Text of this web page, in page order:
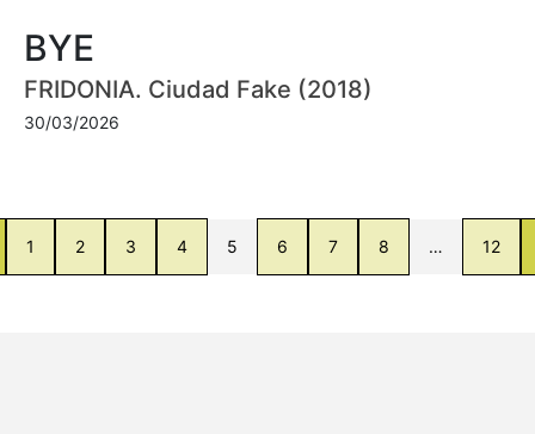
BYE
FRIDONIA. Ciudad Fake (2018)
30/03/2026
1 2 3 4 5 6 7 8 … 12